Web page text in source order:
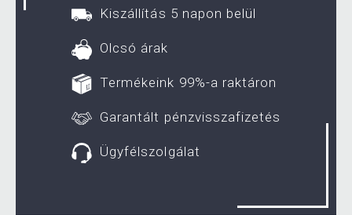
Kiszállítás 5 napon belül
Olcsó árak
Termékeink 99%-a raktáron
Garantált pénzvisszafizetés
Ügyfélszolgálat